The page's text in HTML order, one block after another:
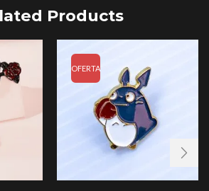
Products
OFERTA